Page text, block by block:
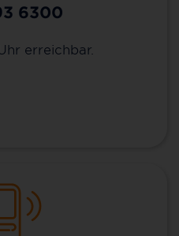
6300
erreichbar.